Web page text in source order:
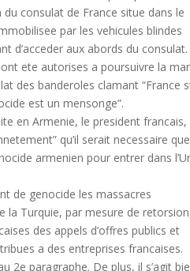
consulat de France situe dans le
par les vehicules blindes
d’acceder aux abords du consulat.
ete autorises a poursuivre la
des banderoles clamant “France
est un mensonge”.
en Armenie, le president francais,
qu’il serait necessaire que
armenien pour entrer dans
de genocide les massacres
la Turquie, par mesure de
des appels d’offres publics et
a des entreprises francaises.
2e paragraphe. De plus, il s’agit